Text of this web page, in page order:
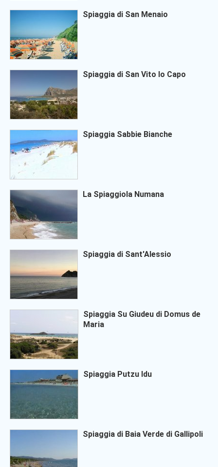
Spiaggia di San Menaio
Spiaggia di San Vito lo Capo
Spiaggia Sabbie Bianche
La Spiaggiola Numana
Spiaggia di Sant'Alessio
Spiaggia Su Giudeu di Domus de
Maria
Spiaggia Putzu Idu
Spiaggia di Baia Verde di Gallipoli